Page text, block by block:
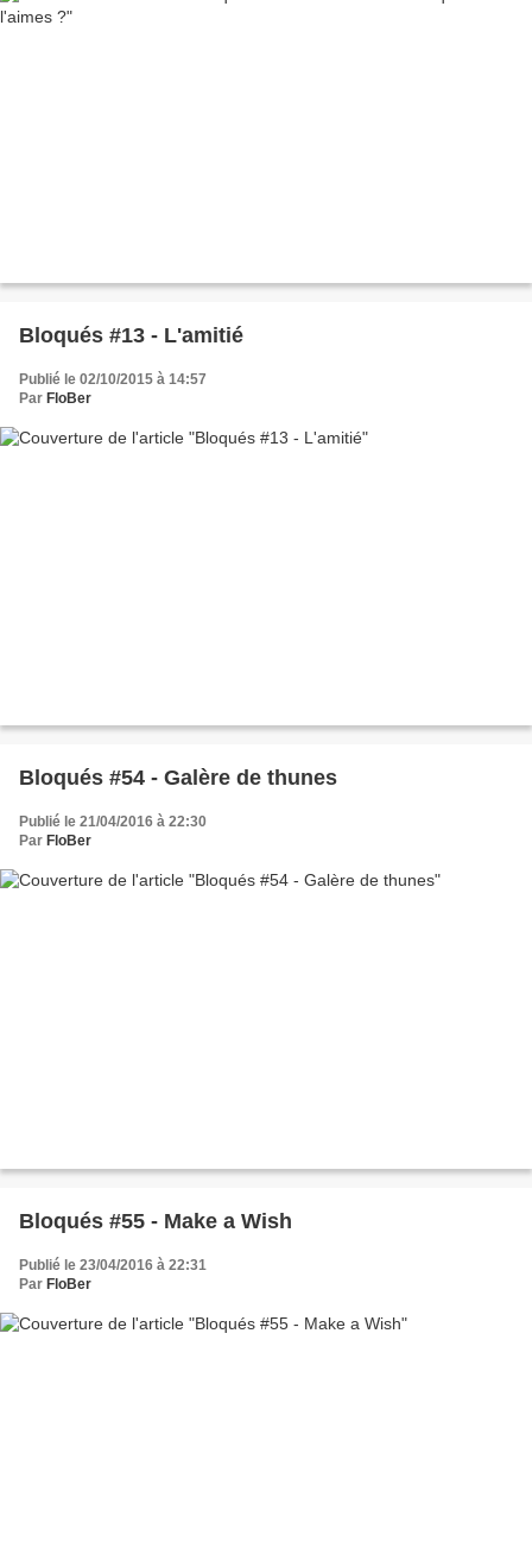
Bloqués #13 - L'amitié
Publié le 02/10/2015 à 14:57
Par FloBer
Bloqués #54 - Galère de thunes
Publié le 21/04/2016 à 22:30
Par FloBer
Bloqués #55 - Make a Wish
Publié le 23/04/2016 à 22:31
Par FloBer